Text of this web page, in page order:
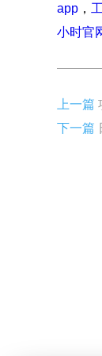
app ，
小时官
上一篇
下一篇